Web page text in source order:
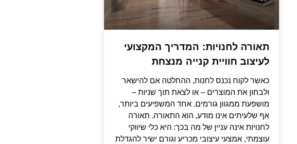
תאורה לחנויות: המדריך המקצועי
לעיצוב חוויית קנייה מנצחת
כאשר לקוח נכנס לחנות, ההחלטה אם להישאר
ולבחון את המוצרים – או לצאת תוך שניות –
מושפעת ממגוון גורמים. אחד המשפיעים ביותר,
אף שלעיתים אינו מודע, הוא התאורה. תאורה
לחנויות אינה עניין של מה בכך: היא כלי שיווקי
עוצמתי, אמצעי עיצובי מכריע וגורם ישיר להגדלת